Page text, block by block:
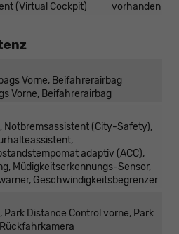
(Virtual Cockpit)
vorhanden
Vorne, Beifahrerairbag
Vorne, Beifahrerairbag
Notbremsassistent (City-Safety),
adaptiv (ACC),
Müdigkeitserkennungs-Sensor,
Geschwindigkeitsbegrenzer
Distance Control vorne, Park